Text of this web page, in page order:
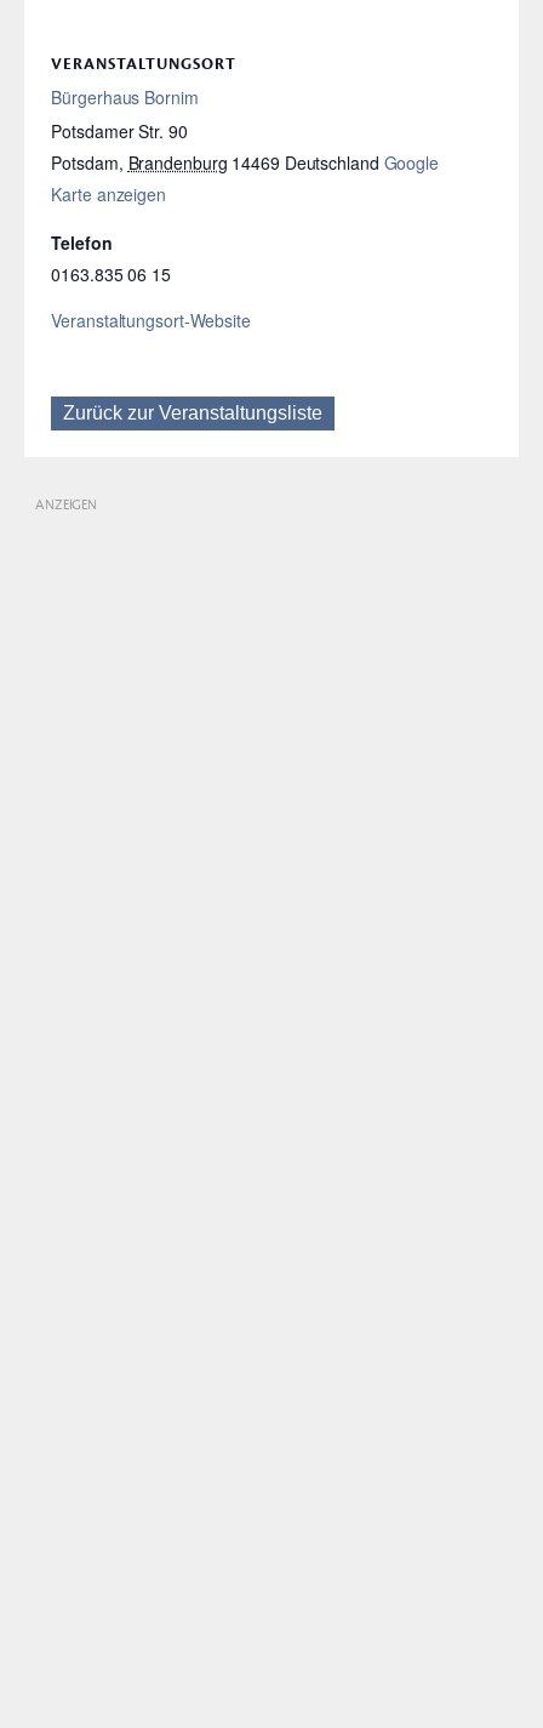
VERANSTALTUNGSORT
Bürgerhaus Bornim
Potsdamer Str. 90
Potsdam, Brandenburg 14469 Deutschland Google
Karte anzeigen
Telefon
0163.835 06 15
Veranstaltungsort-Website
Zurück zur Veranstaltungsliste
ANZEIGEN